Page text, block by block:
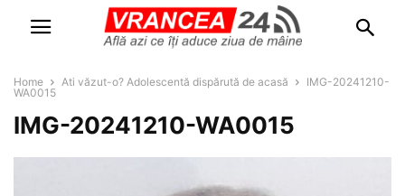
Home Ati văzut-o? Adolescentă dispărută de acasă
IMG-20241210-
WA0015
IMG-20241210-WA0015